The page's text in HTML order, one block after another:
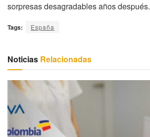
sorpresas desagradables años después.
Tags: España
Noticias Relacionadas